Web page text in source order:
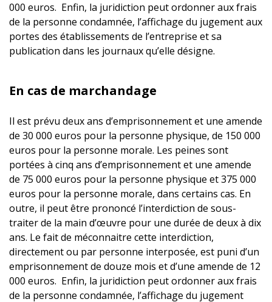
000 euros. Enfin, la juridiction peut ordonner aux frais
de la personne condamnée, l’affichage du jugement aux
portes des établissements de l’entreprise et sa
publication dans les journaux qu’elle désigne.
En cas de marchandage
Il est prévu deux ans d’emprisonnement et une amende
de 30 000 euros pour la personne physique, de 150 000
euros pour la personne morale. Les peines sont
portées à cinq ans d’emprisonnement et une amende
de 75 000 euros pour la personne physique et 375 000
euros pour la personne morale, dans certains cas. En
outre, il peut être prononcé l’interdiction de sous-
traiter de la main d’œuvre pour une durée de deux à dix
ans. Le fait de méconnaitre cette interdiction,
directement ou par personne interposée, est puni d’un
emprisonnement de douze mois et d’une amende de 12
000 euros. Enfin, la juridiction peut ordonner aux frais
de la personne condamnée, l’affichage du jugement